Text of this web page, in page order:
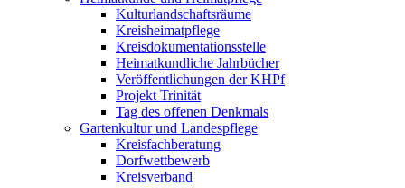
Kulturlandschaftsräume
Kreisheimatpflege
Kreisdokumentationsstelle
Heimatkundliche Jahrbücher
Veröffentlichungen der KHPf
Projekt Trinität
Tag des offenen Denkmals
Gartenkultur und Landespflege
Kreisfachberatung
Dorfwettbewerb
Kreisverband